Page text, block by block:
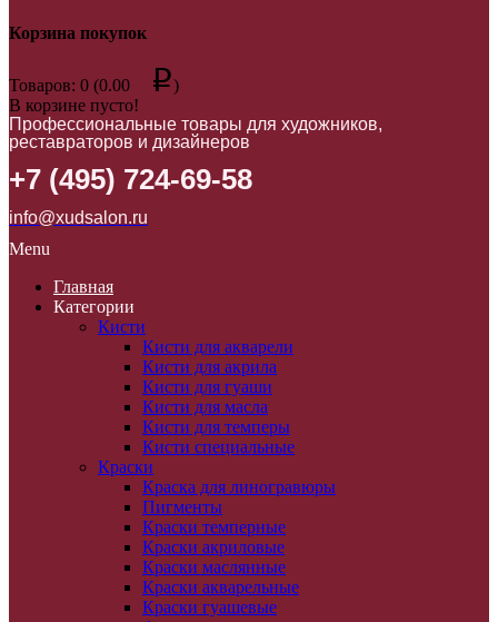
Корзина покупок
Товаров: 0 (0.00 p)
В корзине пусто!
Профессиональные товары для художников,
реставраторов и дизайнеров
+7 (495) 724-69-58
info@xudsalon.ru
Menu
Главная
Категории
Кисти
Кисти для акварели
Кисти для акрила
Кисти для гуаши
Кисти для масла
Кисти для темперы
Кисти специальные
Краски
Краска для линогравюры
Пигменты
Краски темперные
Краски акриловые
Краски маслянные
Краски акварельные
Краски гуашевые